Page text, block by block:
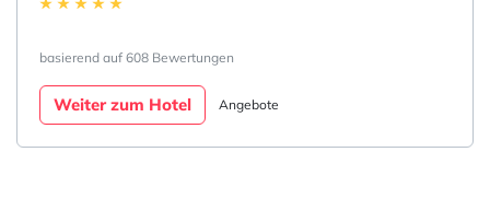
basierend auf 608 Bewertungen
Weiter zum Hotel Angebote